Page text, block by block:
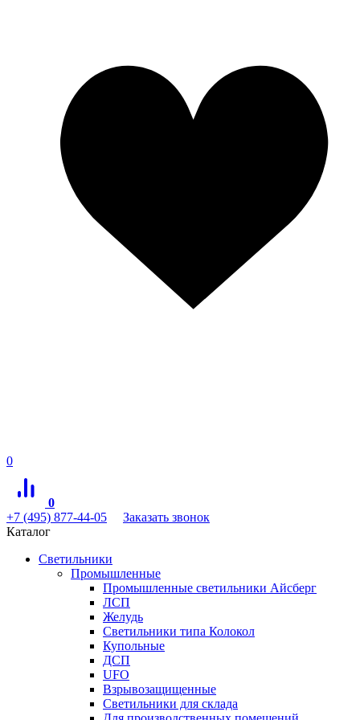
0
0
+7 (495) 877-44-05
Заказать звонок
Каталог
Светильники
Промышленные
Промышленные светильники Айсберг
ЛСП
Желудь
Светильники типа Колокол
Купольные
ДСП
UFO
Взрывозащищенные
Светильники для склада